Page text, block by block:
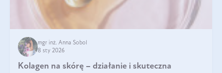
mgr inż. Anna Sobol
8 sty 2026
Kolagen na skórę – działanie i skuteczna